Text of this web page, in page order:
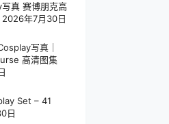
真 赛博朋克高
2026年7月30日
写真｜
高清图集
Set – 41
日